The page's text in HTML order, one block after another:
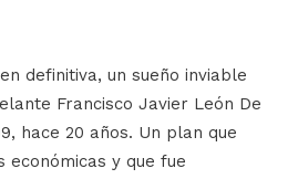
definitiva, un sueño inviable
Francisco Javier León De
hace 20 años. Un plan que
económicas y que fue